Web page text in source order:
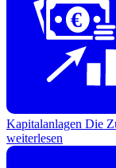
€
Kapitalanlagen Die
weiterlesen